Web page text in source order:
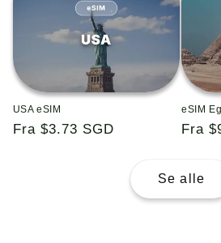
USA eSIM
Almindelig
Fra $3.73 SGD
eSIM
Fra
Se alle